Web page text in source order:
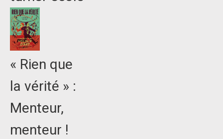
« Rien que
la vérité » :
Menteur,
menteur !